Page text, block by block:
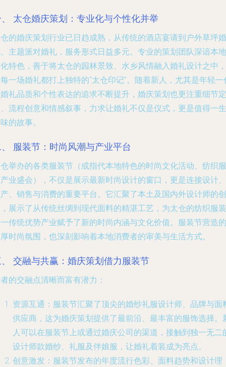
太仓婚庆策划：专业化与个性化并举
的婚庆策划行业已日趋成熟，从传统的酒店宴请到户外草坪婚
主题派对婚礼，服务形式日益多元。专业的策划团队深谙本地
特色，善于将太仓的园林景致、水乡风情融入婚礼设计之中，
一场婚礼都打上独特的“太仓印记”。随着新人，尤其是年轻一
礼品质和个性表达的追求不断提升，婚庆策划也更注重细节定
流程创意和情感叙事，力求让婚礼不仅是仪式，更是值得一生
的故事。
服装节：时尚风潮与产业平台
举办的各类服装节（或指代本地特色的时尚文化活动、纺织服
业盛会），不仅是展示最新时尚设计的窗口，更是连接设计、
、销售与消费的重要平台。它汇聚了本土及国内外设计师的创
展示了从传统丝绸到现代面料的精湛工艺，为太仓的纺织服装
传统优势产业赋予了新的时尚内涵与文化价值。服装节营造的
时尚氛围，也深刻影响着本地消费者的审美与生活方式。
交融与共赢：婚庆策划借力服装节
的交融点清晰而富有潜力：
资源互通 ：服装节汇聚了顶尖的婚纱礼服设计师、品牌与面
供应商，这为婚庆策划提供了最前沿、最丰富的服饰选择。
人可以在服装节上或通过婚庆公司的渠道，接触到独一无二
设计师款婚纱、礼服及伴娘服，让婚礼着装成为亮点。
创意激发 ：服装节发布的年度流行色彩、面料趋势和设计理